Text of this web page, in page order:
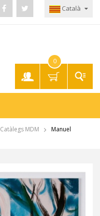
compte
Català
0
Catàlegs MDM
Manuel